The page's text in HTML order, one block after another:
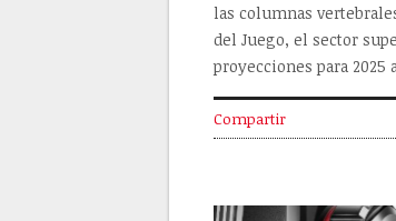
las columnas
del Juego, el sector
proyecciones para
Compartir